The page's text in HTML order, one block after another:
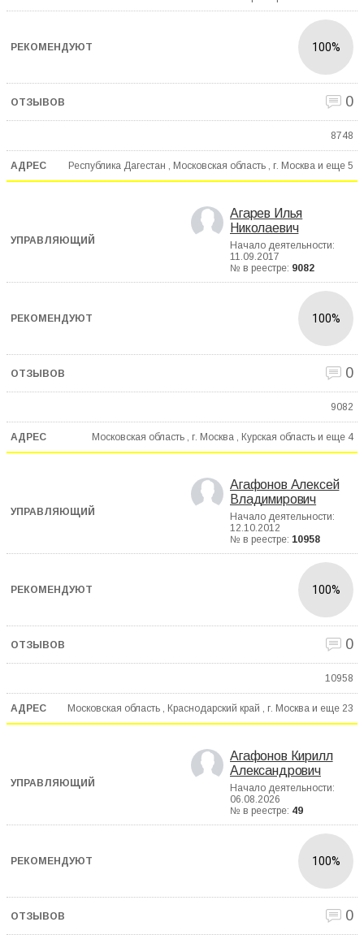
100%
0
8748
Республика Дагестан , Московская область , г. Москва и еще 5
Агарев Илья
Николаевич
Начало деятельности:
11.09.2017
№ в реестре: 9082
100%
0
9082
Московская область , г. Москва , Курская область и еще 4
Агафонов Алексей
Владимирович
Начало деятельности:
12.10.2012
№ в реестре: 10958
100%
0
10958
Московская область , Краснодарский край , г. Москва и еще 23
Агафонов Кирилл
Александрович
Начало деятельности:
06.08.2026
№ в реестре: 49
100%
0